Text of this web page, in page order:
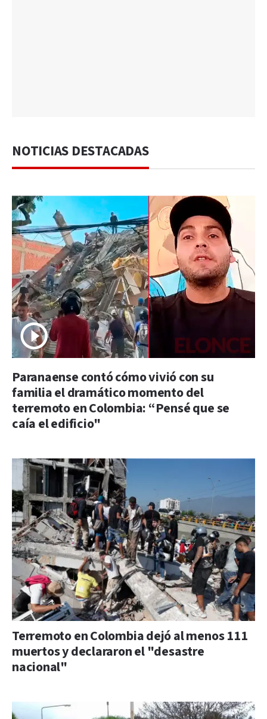
NOTICIAS DESTACADAS
Paranaense contó cómo vivió con su
familia el dramático momento del
terremoto en Colombia: “Pensé que se
caía el edificio"
Terremoto en Colombia dejó al menos 111
muertos y declararon el "desastre
nacional"